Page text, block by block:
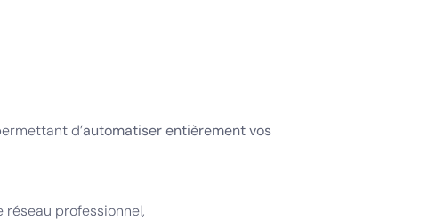
d’automatiser entièrement vos
professionnel,